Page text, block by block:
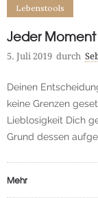
Lebenstools
Jeder
5. Juli 2019 durch
Deinen
keine Grenzen
Lieblosigkeit Dich
Grund dessen
Mehr